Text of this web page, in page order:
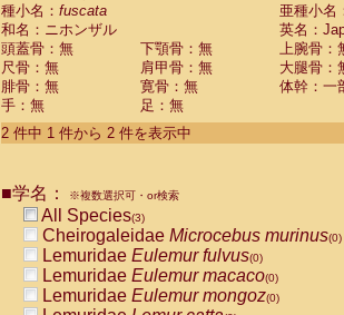
Cebidae
CebidaeCebus nigrivittatus
Cebidae Cebusspp.(0)
Cebidae Saimiri boliviensis
Cebidae Saimiri sciureus
Atelidae Alouatta caraya
AtelidaeAlouatta fusca
AtelidaeAlouatta seniculus
AtelidaeAteles belzebuth
AtelidaeAteles geoffroyi
AtelidaeAteles paniscus(0)
AtelidaeAtelesspp. (0)
AtelidaeLagothrix lagothricha
AtelidaeLagothrix lagothricha cana
PitheciidaeCacajao calvus
種小名： fuscata
亜種小名
和名：ニホンザル
英名：
頭蓋骨：無
下顎骨：無
上腕骨：
尺骨：無
肩甲骨：無
大腿骨：
腓骨：無
寛骨：無
体幹：一
手：無
足：無
2 件中 1 件から 2 件を表示中
■学名： ※複数選択可・or検索
All Species(3)
Cheirogaleidae Microcebus murinus(0)
Lemuridae Eulemur fulvus(0)
Lemuridae Eulemur macaco(0)
Lemuridae Eulemur mongoz(0)